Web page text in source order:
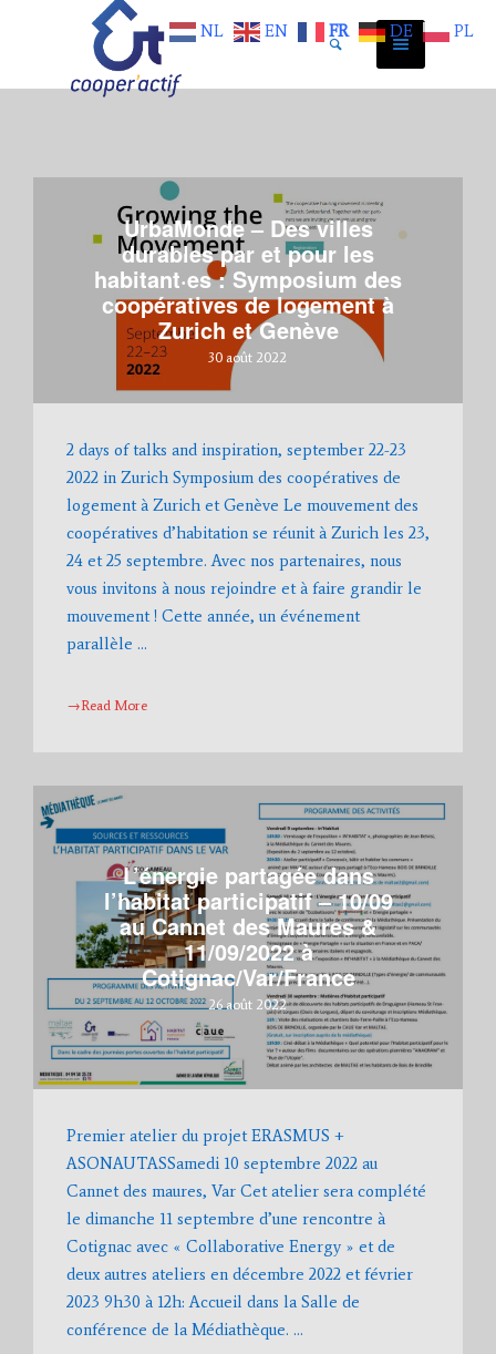
UrbaMonde – Des villes
durables par et pour les
habitant·es : Symposium des
coopératives de logement à
Zurich et Genève
30 août 2022
2 days of talks and inspiration, september 22-23
2022 in Zurich Symposium des coopératives de
logement à Zurich et Genève Le mouvement des
coopératives d’habitation se réunit à Zurich les 23,
24 et 25 septembre. Avec nos partenaires, nous
vous invitons à nous rejoindre et à faire grandir le
mouvement ! Cette année, un événement
parallèle …
→Read More
L’énergie partagée dans
l’habitat participatif – 10/09
au Cannet des Maures &
11/09/2022 à
Cotignac/Var/France
26 août 2022
Premier atelier du projet ERASMUS +
ASONAUTASSamedi 10 septembre 2022 au
Cannet des maures, Var Cet atelier sera complété
le dimanche 11 septembre d’une rencontre à
Cotignac avec « Collaborative Energy » et de
deux autres ateliers en décembre 2022 et février
2023 9h30 à 12h: Accueil dans la Salle de
conférence de la Médiathèque. …
NL EN FR DE PL